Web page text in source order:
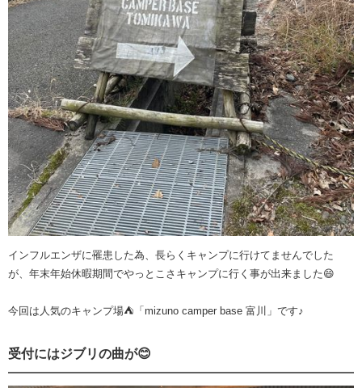
インフルエンザに罹患した為、長らくキャンプに行けてませんでした
が、年末年始休暇期間でやっとこさキャンプに行く事が出来ました😄
今回は人気のキャンプ場⛺️「mizuno camper base 富川」です♪
受付にはジブリの曲が😊